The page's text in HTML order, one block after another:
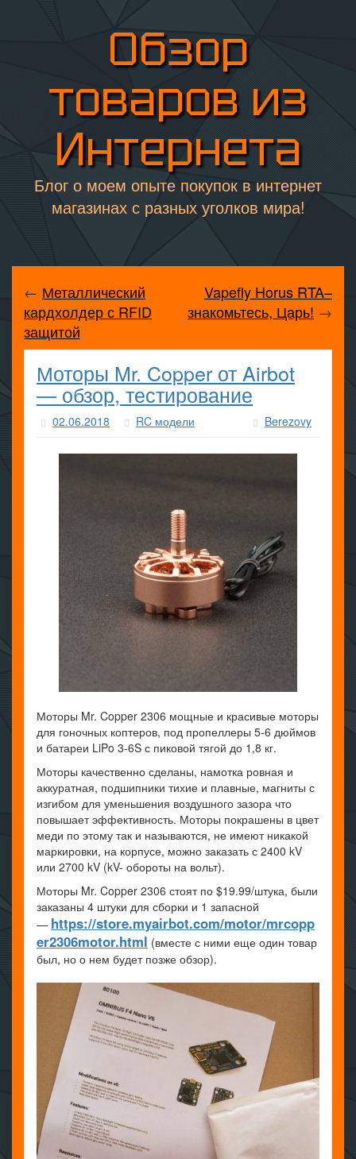
Обзор
товаров из
Интернета
Блог о моем опыте покупок в интернет
магазинах с разных уголков мира!
← Металлический
кардхолдер с RFID
защитой
Vapefly Horus RTA–
знакомьтесь, Царь! →
Моторы Mr. Copper от Airbot
— обзор, тестирование
02.06.2018 RC модели Berezovy
Моторы Mr. Copper 2306 мощные и красивые моторы
для гоночных коптеров, под пропеллеры 5-6 дюймов
и батареи LiPo 3-6S с пиковой тягой до 1,8 кг.
Моторы качественно сделаны, намотка ровная и
аккуратная, подшипники тихие и плавные, магниты с
изгибом для уменьшения воздушного зазора что
повышает эффективность. Моторы покрашены в цвет
меди по этому так и называются, не имеют никакой
маркировки, на корпусе, можно заказать с 2400 kV
или 2700 kV (kV- обороты на вольт).
Моторы Mr. Copper 2306 стоят по $19.99/штука, были
заказаны 4 штуки для сборки и 1 запасной
— https://store.myairbot.com/motor/mrcopp
er2306motor.html (вместе с ними еще один товар
был, но о нем будет позже обзор).